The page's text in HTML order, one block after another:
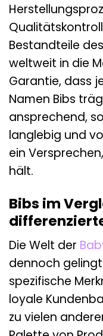
Bestandteile
weltweit in die
Garantie, dass
Namen Bibs
ansprechend,
langlebig und
ein
hält.
Bibs im
Die Welt der
dennoch
spezifische
loyale
zu vielen